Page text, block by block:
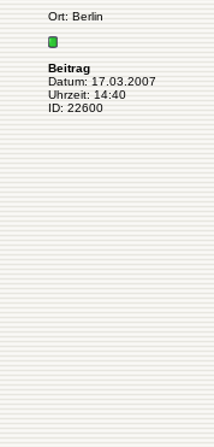
Ort: Berlin
Beitrag
Datum: 17.03.2007
Uhrzeit: 14:40
ID: 22600